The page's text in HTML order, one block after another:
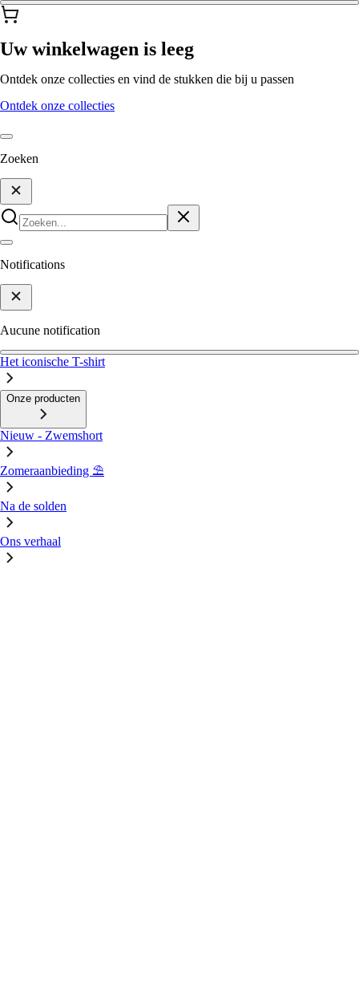
Uw winkelwagen is leeg
Ontdek onze collecties en vind de stukken die bij u passen
Ontdek onze collecties
Zoeken
Notifications
Aucune notification
Het iconische T-shirt
Onze producten
Nieuw - Zwemshort
Zomeraanbieding ⛱️
Na de solden
Ons verhaal